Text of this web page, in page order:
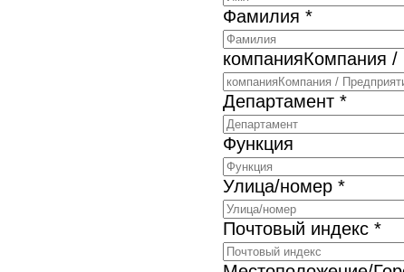
Фамилия *
компанияКомпания /
Департамент *
Функция
Улица/номер *
Почтовый индекс *